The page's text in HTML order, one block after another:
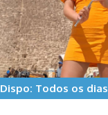
Dispo: Todos os dias